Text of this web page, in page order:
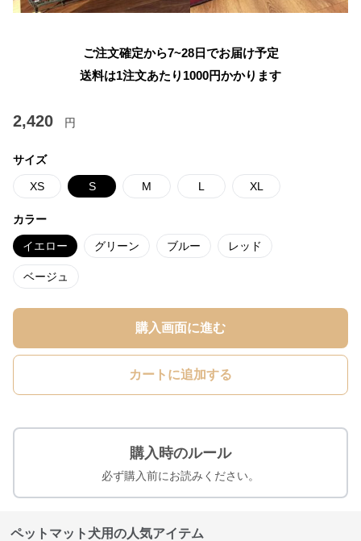
ご注文確定から7~28日でお届け予定
送料は1注文あたり 1000円かかります
2,420 円
サイズ
XS S M L XL
カラー
イエロー グリーン ブルー レッド
ベージュ
購入画面に進む
カートに追加する
購入時のルール
必ず購入前にお読みください。
ペットマット犬用の人気アイテム